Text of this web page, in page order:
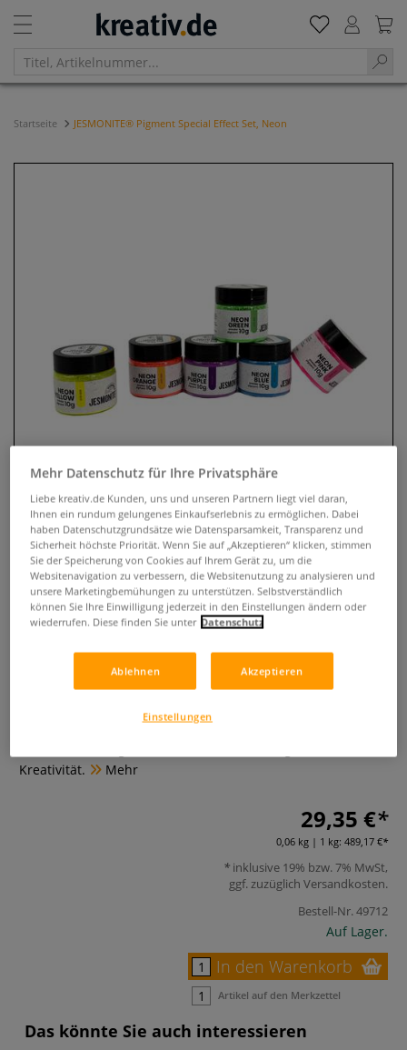
Startseite JESMONITE® Pigment Special Effect Set, Neon
JESMONITE® Pigment Special
0 Bewertungen
Strahlkraft für Ihre JESMONITE®-Projekte: Das Neon
Pigment Set mit 6 x 10 ml intensiven Farben auf
Kreativität.
Mehr
29,35 €
0,06 kg | 1 kg: 489,17 €
inklusive 19% bzw. 7% MwSt,
ggf. zuzüglich Versandkosten.
Bestell-Nr.49712
Auf Lager.
In den Warenkorb
Artikel auf den Merkzettel
Das könnte Sie auch interessieren
Mehr Datenschutz für Ihre Privatsphäre
Liebe kreativ.de Kunden, uns und unseren Partnern liegt viel daran,
Ihnen ein rundum gelungenes Einkaufserlebnis zu ermöglichen. Dabei
haben Datenschutzgrundsätze wie Datensparsamkeit, Transparenz und
Sicherheit höchste Priorität. Wenn Sie auf „Akzeptieren“ klicken, stimmen
Sie der Speicherung von Cookies auf Ihrem Gerät zu, um die
Websitenavigation zu verbessern, die Websitenutzung zu analysieren und
unsere Marketingbemühungen zu unterstützen. Selbstverständlich
können Sie Ihre Einwilligung jederzeit in den Einstellungen ändern oder
wiederrufen. Diese finden Sie unter Datenschutz
Ablehnen Akzeptieren
Einstellungen